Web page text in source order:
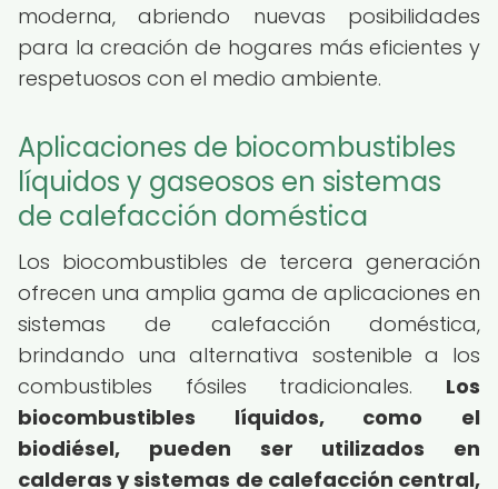
moderna, abriendo nuevas posibilidades
para la creación de hogares más eficientes y
respetuosos con el medio ambiente.
Aplicaciones de biocombustibles
líquidos y gaseosos en sistemas
de calefacción doméstica
Los biocombustibles de tercera generación
ofrecen una amplia gama de aplicaciones en
sistemas de calefacción doméstica,
brindando una alternativa sostenible a los
combustibles fósiles tradicionales. Los
biocombustibles líquidos, como el
biodiésel, pueden ser utilizados en
calderas y sistemas de calefacción central,